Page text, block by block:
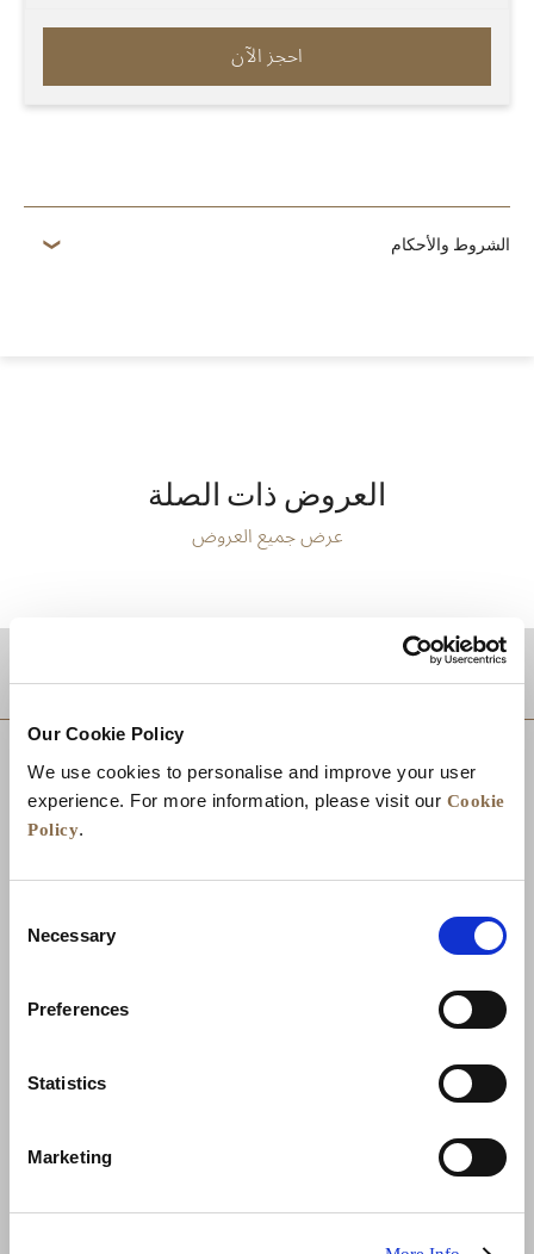
Our Cookie Policy
We use cookies to personalise and improve your user
experience. For more information, please visit our Cookie
Policy.
Selection
Necessary
Preferences
Statistics
Marketing
احجز الآن
الشروط والأحكام
العروض ذات الصلة
عرض جميع العروض
موقع
الأخبار
ضمان أفضل سعر
إعلان ملفات تعريف الارتباط
خريطة المواقع